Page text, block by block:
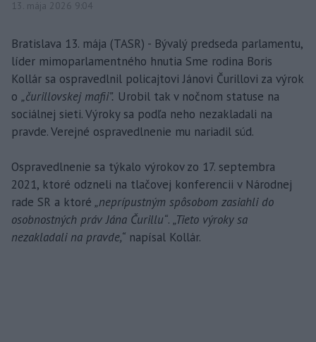
13. mája 2026 9:04
Bratislava 13. mája (TASR) - Bývalý predseda parlamentu,
líder mimoparlamentného hnutia Sme rodina Boris
Kollár sa ospravedlnil policajtovi Jánovi Čurillovi za výrok
o „čurillovskej mafii”. Urobil tak v nočnom statuse na
sociálnej sieti. Výroky sa podľa neho nezakladali na
pravde. Verejné ospravedlnenie mu nariadil súd.
Ospravedlnenie sa týkalo výrokov zo 17. septembra
2021, ktoré odzneli na tlačovej konferencii v Národnej
rade SR a ktoré „neprípustným spôsobom zasiahli do
osobnostných práv Jána Čurillu“. „Tieto výroky sa
nezakladali na pravde,“ napísal Kollár.